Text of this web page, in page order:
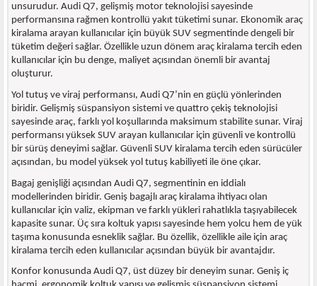
unsurudur. Audi Q7, gelişmiş motor teknolojisi sayesinde
performansına rağmen kontrollü yakıt tüketimi sunar. Ekonomik araç
kiralama arayan kullanıcılar için büyük SUV segmentinde dengeli bir
tüketim değeri sağlar. Özellikle uzun dönem araç kiralama tercih eden
kullanıcılar için bu denge, maliyet açısından önemli bir avantaj
oluşturur.
Yol tutuş ve viraj performansı, Audi Q7’nin en güçlü yönlerinden
biridir. Gelişmiş süspansiyon sistemi ve quattro çekiş teknolojisi
sayesinde araç, farklı yol koşullarında maksimum stabilite sunar. Viraj
performansı yüksek SUV arayan kullanıcılar için güvenli ve kontrollü
bir sürüş deneyimi sağlar. Güvenli SUV kiralama tercih eden sürücüler
açısından, bu model yüksek yol tutuş kabiliyeti ile öne çıkar.
Bagaj genişliği açısından Audi Q7, segmentinin en iddialı
modellerinden biridir. Geniş bagajlı araç kiralama ihtiyacı olan
kullanıcılar için valiz, ekipman ve farklı yükleri rahatlıkla taşıyabilecek
kapasite sunar. Üç sıra koltuk yapısı sayesinde hem yolcu hem de yük
taşıma konusunda esneklik sağlar. Bu özellik, özellikle aile için araç
kiralama tercih eden kullanıcılar açısından büyük bir avantajdır.
Konfor konusunda Audi Q7, üst düzey bir deneyim sunar. Geniş iç